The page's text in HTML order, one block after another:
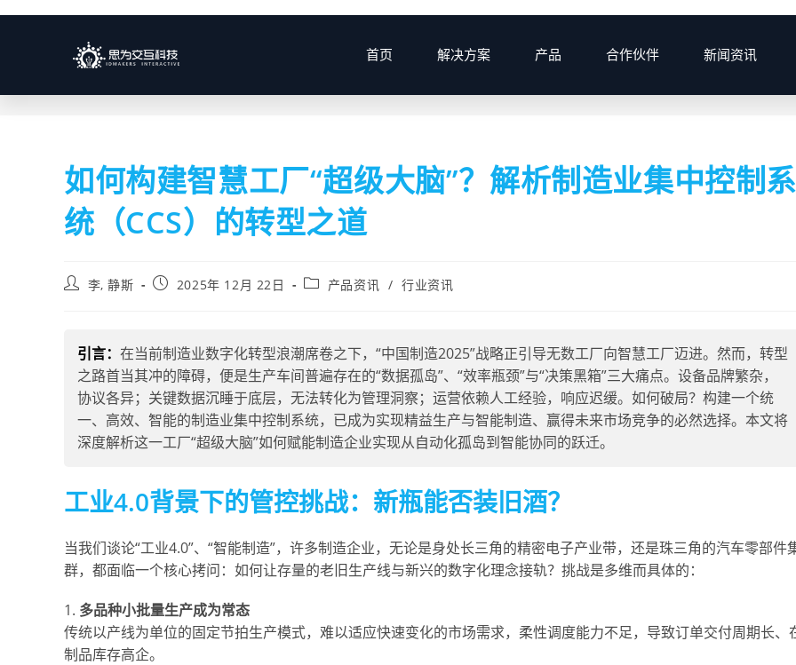
首页 解决方案 产品 合作伙伴 新闻资讯
博客 > 2025 > 22 > 产品资讯
如何构建智慧工厂“超级大脑”？解析制造业集中控制系
统（CCS）的转型之道
李, 静斯 2025年 12月 22日 产品资讯 / 行业资讯
引言： 在当前制造业数字化转型浪潮席卷之下，“中国制造2025”战略正引导无数工厂向智慧工厂迈进。然而，转型
之路首当其冲的障碍，便是生产车间普遍存在的“数据孤岛”、“效率瓶颈”与“决策黑箱”三大痛点。设备品牌繁杂，
协议各异；关键数据沉睡于底层，无法转化为管理洞察；运营依赖人工经验，响应迟缓。如何破局？构建一个统
一、高效、智能的制造业集中控制系统，已成为实现精益生产与智能制造、赢得未来市场竞争的必然选择。本文将
深度解析这一工厂“超级大脑”如何赋能制造企业实现从自动化孤岛到智能协同的跃迁。
工业4.0背景下的管控挑战：新瓶能否装旧酒？
当我们谈论“工业4.0”、“智能制造”，许多制造企业，无论是身处长三角的精密电子产业带，还是珠三角的汽车零部件
群，都面临一个核心拷问：如何让存量的老旧生产线与新兴的数字化理念接轨？挑战是多维而具体的：
1. 多品种小批量生产成为常态
传统以产线为单位的固定节拍生产模式，难以适应快速变化的市场需求，柔性调度能力不足，导致订单交付周期长、
制品库存高企。